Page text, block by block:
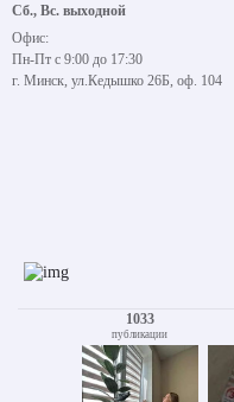
Сб., Вс. выходной
Офис:
Пн-Пт с 9:00 до 17:30
г. Минск, ул.Кедышко 26Б, оф. 104
1033
публикации